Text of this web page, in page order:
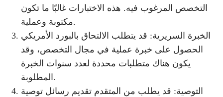
التخصص المرغوب فيه. هذه الاختبارات غالبًا ما تكون
مكتوبة وعملية.
الخبرة السريرية: قد يتطلب الالتحاق بالبورد الأمريكي
الحصول على خبرة عملية في مجال التخصص، وقد
يكون هناك متطلبات محددة لعدد سنوات الخبرة
المطلوبة.
التوصية: قد يطلب من المتقدم تقديم رسائل توصية